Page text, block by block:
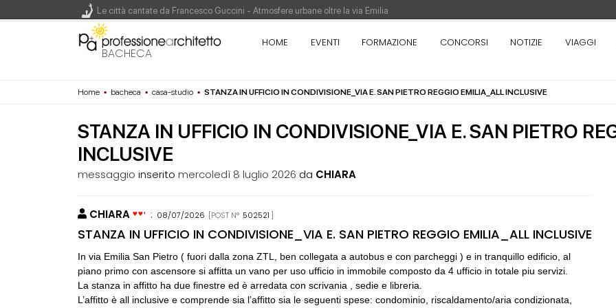
BACHECA
HOME EVENTI FORMAZIONE CONCORSI NOTIZIE VIAGGI
Home ▪ bacheca ▪ casa-studio ▪ STANZA IN UFFICIO IN CONDIVISIONE_VIA E. SAN PIETRO REGGIO EMILIA_ALL INCLUSIVE
STANZA IN UFFICIO IN CONDIVISIONE_VIA E. SAN PIETRO
INCLUSIVE
messaggio inseritomercoledì 8 luglio 2026 da CHIARA
CHIARA : 08/07/2026 [POST N° 502521 ]
STANZA IN UFFICIO IN CONDIVISIONE_VIA E. SAN PIETRO REGGIO EMILIA_ALL INCLUSIVE
In via Emilia San Pietro ( fuori dalla zona ZTL, ben collegata a autobus e con parcheggi ) e in tranquillo edificio, al
piano primo con ascensore si affitta un vano per uso ufficio in immobile composto da 4 ufficio in totale piu servizi.
La stanza in affitto ha due finestre ed è arredata con scrivania , sedie e libreria.
L’affitto è all inclusive e comprende sia l’affitto sia le seguenti spese: condominio, riscaldamento/aria condizionata,
M CONSIGLI
Maarco
M 06
CONSIGLI
Manuale per direzione lavori
S Preventivo per Direzione Lavori edili
CONSIGLI
Le città cantate da Francesco Guccini - Atmosfere urbane oltre la via Emilia
Renzo Piano World Tour 2026, ottava edizione in partenza. Rotta verso Ovest - Europa, Stati Uniti e Canada | 22 agosto > 30
200 manifesti per i 200 anni di Carlo Collodi, creatore di Pinocchio - Call di grafica promossa dal Museo MAGMA per la realizzazione